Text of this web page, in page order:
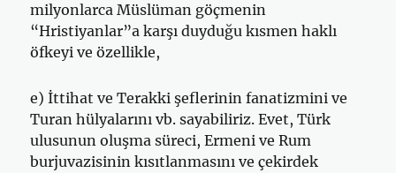
milyonlarca Müslüman göçmenin
“Hristiyanlar”a karşı duyduğu kısmen haklı
öfkeyi ve özellikle,
e) İttihat ve Terakki şeflerinin fanatizmini ve
Turan hülyalarını vb. sayabiliriz. Evet, Türk
ulusunun oluşma süreci, Ermeni ve Rum
burjuvazisinin kısıtlanmasını ve çekirdek